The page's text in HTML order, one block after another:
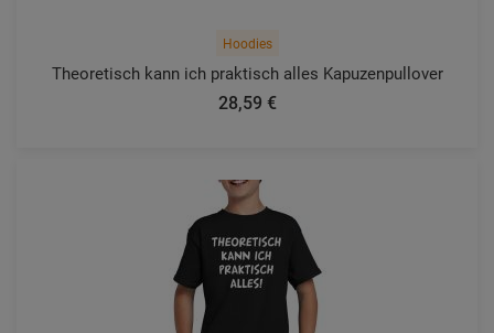
Hoodies
Theoretisch kann ich praktisch alles Kapuzenpullover
28,59 €